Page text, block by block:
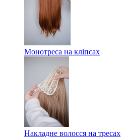
Монотреса на кліпсах
Накладне волосся на тресах